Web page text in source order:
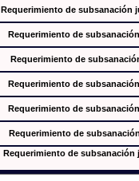
Requerimiento de subsanación
Requerimiento de
Requerimiento de
Requerimiento de
Requerimiento de
Requerimiento de
Requerimiento de